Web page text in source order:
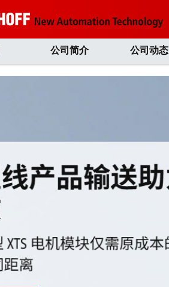
公司简介 公司动态